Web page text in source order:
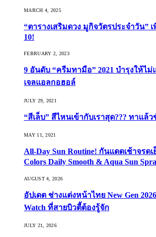
MARCH 4, 2025
“ตารางเสริมดวง มูกิจวัตรประจำวัน”
10!
FEBRUARY 2, 2023
9 อันดับ “ครีมทามือ” 2021 บำรุงให้ไ
เจลแอลกอฮอล์
JULY 29, 2021
“สีเล็บ” สีไหนเข้ากับเราสุด??? ทาแล้
MAY 11, 2021
All-Day Sun Routine! กันแดดเช้าจรดเ
Colors Daily Smooth & Aqua Sun
AUGUST 4, 2026
อัปเดต ช่างแต่งหน้าไทย New Gen
Watch ที่สายบิวตี้ต้องรู้จัก
JULY 21, 2026